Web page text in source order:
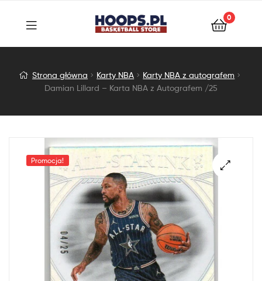
0
Damian
Karta
Autografem
Strona główna Karty NBA
Karty NBA z autografem
Damian Lillard – Karta NBA z Autografem /25
Promocja!